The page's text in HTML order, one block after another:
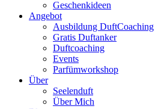
Geschenkideen
Angebot
Ausbildung DuftCoaching
Gratis Duftanker
Duftcoaching
Events
Parfümworkshop
Über
Seelenduft
Über Mich